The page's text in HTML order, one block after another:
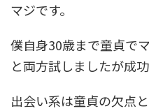
マジです。
僕自身30歳まで童貞で
と両方試しましたが成
出会い系は童貞の欠点